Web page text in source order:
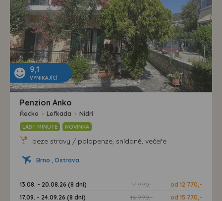
9,1
VYNIKAJÍCÍ
Penzion Anko
Řecko > Lefkada > Nidri
LAST MINUTE NOVINKA
beze stravy / polopenze, snídaně, večeře
Brno , Ostrava
13.08. - 20.08.26 (8 dní) 17 990,-
od 12 770,-
17.09. - 24.09.26 (8 dní)
16 990,- od 15 770,-